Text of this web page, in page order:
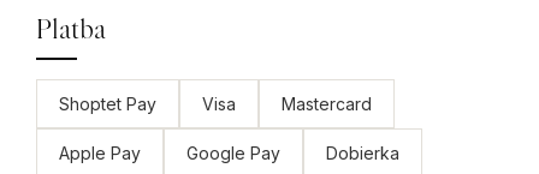
Platba
Shoptet Pay Visa Mastercard
Apple Pay Google Pay Dobierka